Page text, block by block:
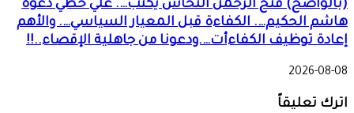
(بالواضح) فتح الرحمن النحاس يكتب…. علي خطي دعوة
هاشم الحكيم…. الكفاءة قبل المعيار السياسي…. والأهم
إعادة توظيف الكفاءأت….ودعونا من جاهلية الإقصاء..!!
2026-08-08
اترك تعليقاً